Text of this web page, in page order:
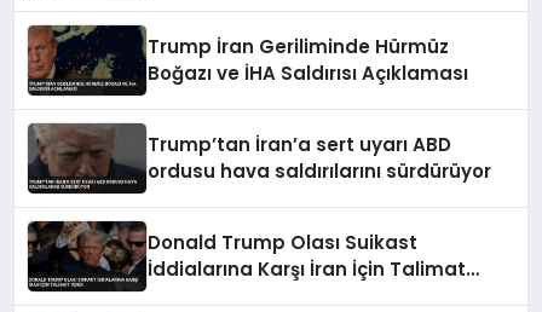
Trump İran Geriliminde Hürmüz
Boğazı ve İHA Saldırısı Açıklaması
Trump’tan İran’a sert uyarı ABD
ordusu hava saldırılarını sürdürüyor
Donald Trump Olası Suikast
İddialarına Karşı İran İçin Talimat